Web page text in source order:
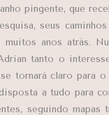
pingente, que
seus
muitos anos atrás.
tanto o
tornará claro para
a tudo para
seguindo